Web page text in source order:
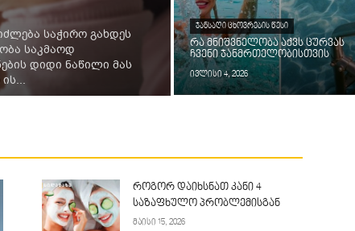
საჭირო გახდეს
საკმაოდ
დიდი ნაწილი მას
ᲯᲐᲜᲡᲐᲦᲘ ᲪᲮᲝᲕᲠᲔᲑᲘᲡ ᲬᲔᲡᲘ
რა მნიშვნელობა აქვს ცურვას
ჩვენი ჯანმრთელობისთვის
ივლისი 4, 2026
როგორ დაიხსნათ კანი 4
საზაფხულო პრობლემისგან
მაისი 15, 2026